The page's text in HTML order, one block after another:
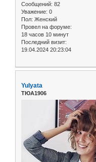
Сообщений: 82
Уважение: 0
Пол: Женский
Провел на форуме:
18 часов 10 минут
Последний визит:
19.04.2024 20:23:04
Yulyata
ТЮА1906